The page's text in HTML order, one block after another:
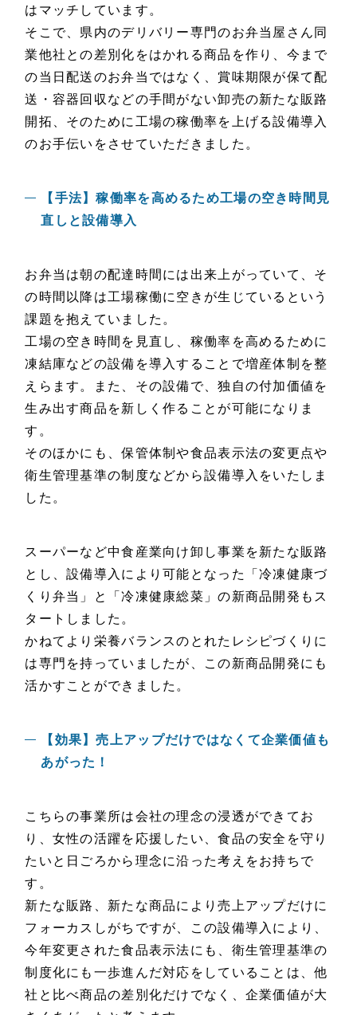
はマッチしています。
そこで、県内のデリバリー専門のお弁当屋さん同
業他社との差別化をはかれる商品を作り、今まで
の当日配送のお弁当ではなく、賞味期限が保て配
送・容器回収などの手間がない卸売の新たな販路
開拓、そのために工場の稼働率を上げる設備導入
のお手伝いをさせていただきました。
【手法】稼働率を高めるため工場の空き時間見
直しと設備導入
お弁当は朝の配達時間には出来上がっていて、そ
の時間以降は工場稼働に空きが生じているという
課題を抱えていました。
工場の空き時間を見直し、稼働率を高めるために
凍結庫などの設備を導入することで増産体制を整
えらます。また、その設備で、独自の付加価値を
生み出す商品を新しく作ることが可能になりま
す。
そのほかにも、保管体制や食品表示法の変更点や
衛生管理基準の制度などから設備導入をいたしま
した。
スーパーなど中食産業向け卸し事業を新たな販路
とし、設備導入により可能となった「冷凍健康づ
くり弁当」と「冷凍健康総菜」の新商品開発もス
タートしました。
かねてより栄養バランスのとれたレシピづくりに
は専門を持っていましたが、この新商品開発にも
活かすことができました。
【効果】売上アップだけではなくて企業価値も
あがった！
こちらの事業所は会社の理念の浸透ができてお
り、女性の活躍を応援したい、食品の安全を守り
たいと日ごろから理念に沿った考えをお持ちで
す。
新たな販路、新たな商品により売上アップだけに
フォーカスしがちですが、この設備導入により、
今年変更された食品表示法にも、衛生管理基準の
制度化にも一歩進んだ対応をしていることは、他
社と比べ商品の差別化だけでなく、企業価値が大